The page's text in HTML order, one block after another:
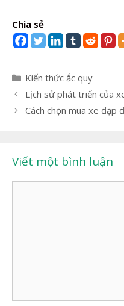
Chia sẻ
Danh
mục
Kiến thức ắc quy
Điều
hướng
Lịch sử phát triển của
Cách chọn mua xe đạp
Viết một bình luận